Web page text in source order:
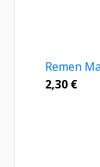
Remen
2,30 €